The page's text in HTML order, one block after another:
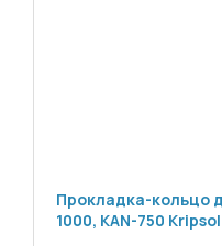
Прокладка-кольцо
1000, KAN-750